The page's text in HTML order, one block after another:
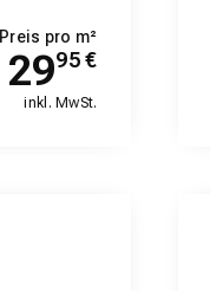
Preis pro m²
2995€
inkl. MwSt.